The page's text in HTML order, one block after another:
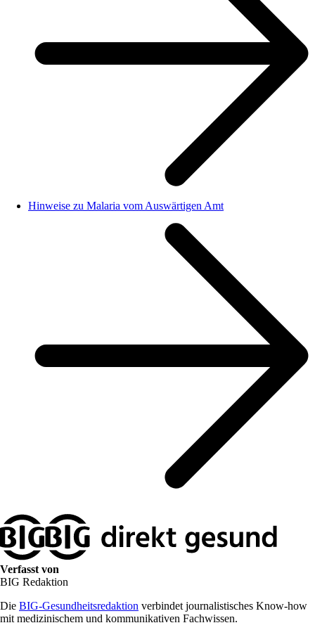
Hinweise zu Malaria vom Auswärtigen Amt
Verfasst von
BIG Redaktion
Die BIG-Gesundheitsredaktion verbindet journalistisches Know-how
mit medizinischem und kommunikativen Fachwissen.